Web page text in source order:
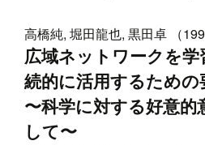
高橋純, 堀田龍也, 黒田卓 （
広域ネットワークを
続的に活用するため
〜科学に対する好意的
して〜